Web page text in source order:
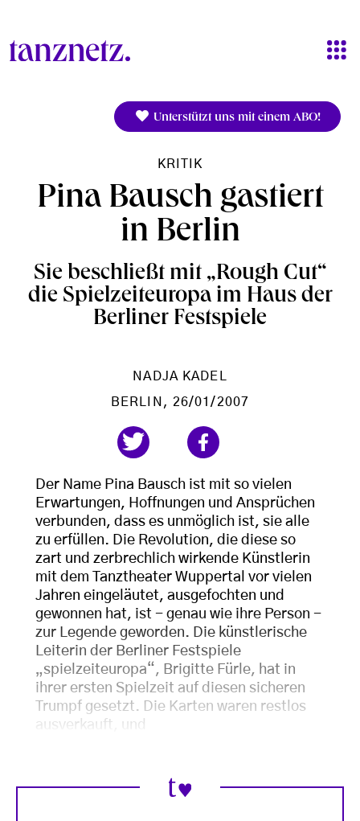
Unterstützt uns mit einem ABO!
KRITIK
Pina Bausch gastiert
in Berlin
Sie beschließt mit „Rough Cut“
die Spielzeiteuropa im Haus der
Berliner Festspiele
NADJA KADEL
BERLIN , 26/01/2007
Der Name Pina Bausch ist mit so vielen
Erwartungen, Hoffnungen und Ansprüchen
verbunden, dass es unmöglich ist, sie alle
zu erfüllen. Die Revolution, die diese so
zart und zerbrechlich wirkende Künstlerin
mit dem Tanztheater Wuppertal vor vielen
Jahren eingeläutet, ausgefochten und
gewonnen hat, ist - genau wie ihre Person -
zur Legende geworden. Die künstlerische
Leiterin der Berliner Festspiele
„spielzeiteuropa“, Brigitte Fürle, hat in
ihrer ersten Spielzeit auf diesen sicheren
Trumpf gesetzt. Die Karten waren restlos
ausverkauft, und